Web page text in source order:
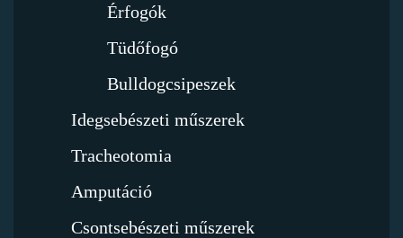
Érfogók
Tüdőfogó
Bulldogcsipeszek
Idegsebészeti műszerek
Tracheotomia
Amputáció
Csontsebészeti műszerek